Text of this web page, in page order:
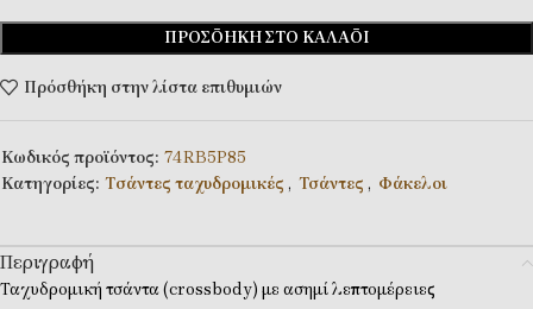
ΠΡΟΣΘΉΚΗ ΣΤΟ ΚΑΛΆΘΙ
Πρόσθήκη στην λίστα επιθυμιών
Κωδικός προϊόντος: 74RB5P85
Κατηγορίες: Tσάντες ταχυδρομικές , Τσάντες , Φάκελοι
Περιγραφή
Ταχυδρομική τσάντα (crossbody) με ασημί λεπτομέρειες